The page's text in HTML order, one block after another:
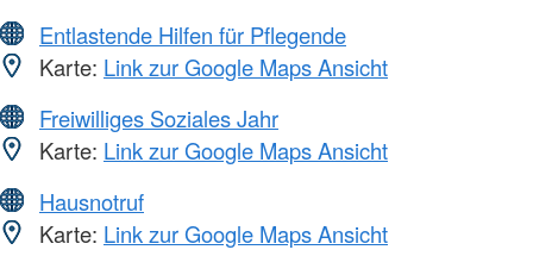
Entlastende Hilfen für Pflegende
Karte: Link zur Google Maps Ansicht
Freiwilliges Soziales Jahr
Karte: Link zur Google Maps Ansicht
Hausnotruf
Karte: Link zur Google Maps Ansicht